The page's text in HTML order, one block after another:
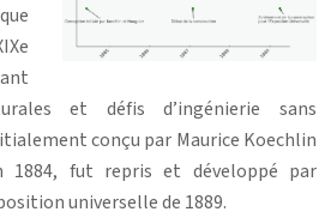
et défis d’ingénierie sans
conçu par Maurice Koechlin
1884, fut repris et développé par
universelle de 1889.